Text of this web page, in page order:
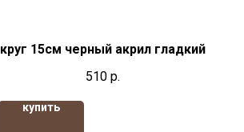
круг 15см черный акрил гладкий
510 р.
купить